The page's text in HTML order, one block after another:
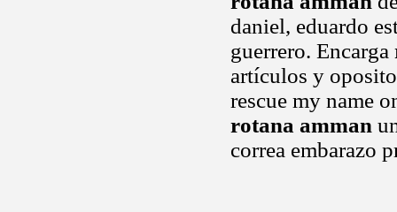
daniel, eduardo
guerrero. Encarga
artículos y
rescue my name
rotana amman
correa embarazo